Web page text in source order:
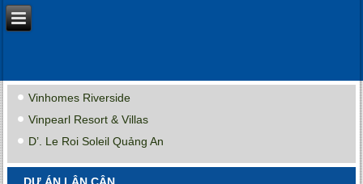
Vinhomes Riverside
Vinpearl Resort & Villas
D’. Le Roi Soleil Quảng An